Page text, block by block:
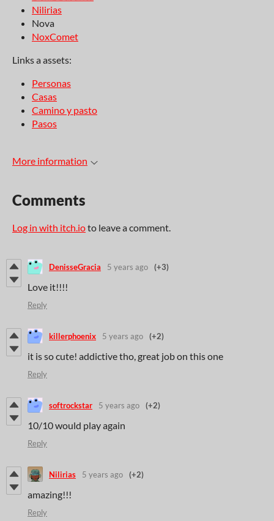
Nilirias
Nova
NoxComet
Links a assets:
Personas
Casas
Camino y pasto
Pasos
More information
Comments
Log in with itch.ioto leave a comment.
DenisseGracia 5 years ago (+3)
Love it!!!!
Reply
killerphoenix 5 years ago (+2)
it is so cute! addictive tho, great job on this one
Reply
softrockstar 5 years ago (+2)
10/10 would play again
Reply
Nilirias 5 years ago (+2)
amazing!!!
Reply